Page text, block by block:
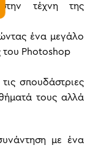
τέχνη της
ένα μεγάλο
του Photoshop
σπουδάστριες
τους αλλά
με ένα